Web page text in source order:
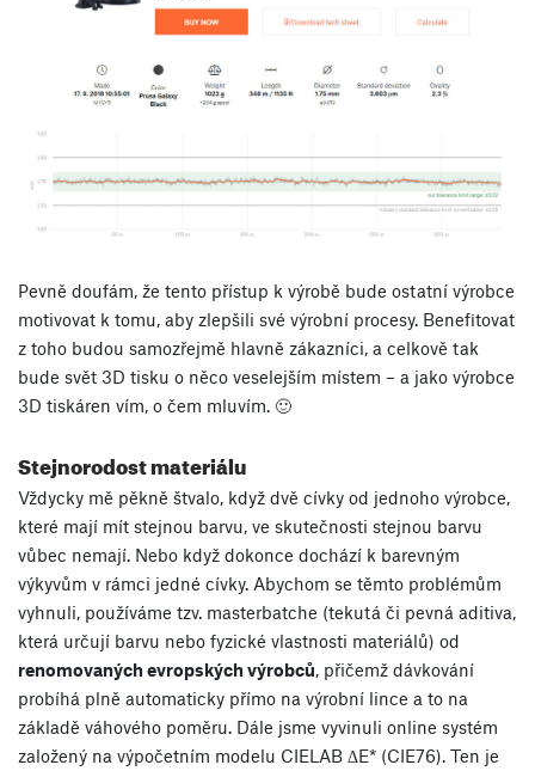
Pevně doufám, že tento přístup k výrobě bude ostatní výrobce
motivovat k tomu, aby zlepšili své výrobní procesy. Benefitovat
z toho budou samozřejmě hlavně zákazníci, a celkově tak
bude svět 3D tisku o něco veselejším místem – a jako výrobce
3D tiskáren vím, o čem mluvím. 🙂
Stejnorodost materiálu
Vždycky mě pěkně štvalo, když dvě cívky od jednoho výrobce,
které mají mít stejnou barvu, ve skutečnosti stejnou barvu
vůbec nemají. Nebo když dokonce dochází k barevným
výkyvům v rámci jedné cívky. Abychom se těmto problémům
vyhnuli, používáme tzv. masterbatche (tekutá či pevná aditiva,
která určují barvu nebo fyzické vlastnosti materiálů) od
renomovaných evropských výrobců, přičemž dávkování
probíhá plně automaticky přímo na výrobní lince a to na
základě váhového poměru. Dále jsme vyvinuli online systém
založený na výpočetním modelu CIELAB ΔE* (CIE76). Ten je